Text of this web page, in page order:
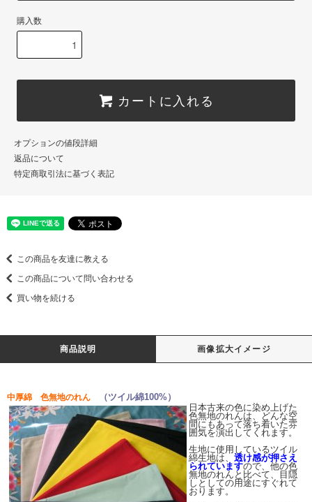
購入数
カートに入れる
オプションの値段詳細
返品について
特定商取引法に基づく表記
この商品を友達に教える
この商品について問い合わせる
買い物を続ける
商品説明 画像拡大イメージ
中厚綿 色無地のれん
（ツイル綿100%）
日本古来の色に染め上げた
色無地のれんは、どんな空
間にもあって落ち着いた雰
囲気を演出してくれます。
生地に使用しているツイル
綿生地は、 透け感が押さえ
られていますので、他の色
無地のれんと比べて、目隠
しとしての用途にすぐれて
おります。